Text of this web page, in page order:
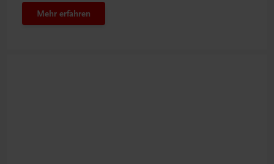
Mehr erfahren